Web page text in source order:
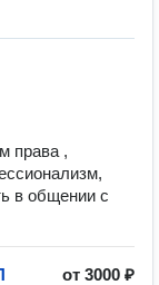
права ,
в общении с
от 3000 ₽